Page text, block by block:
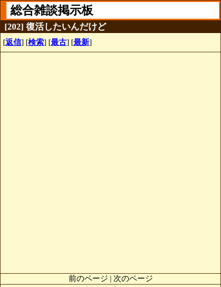
総合雑談掲示板
[202] 復活したいんだけど
[返信] [検索] [最古] [最新]
前のページ | 次のページ